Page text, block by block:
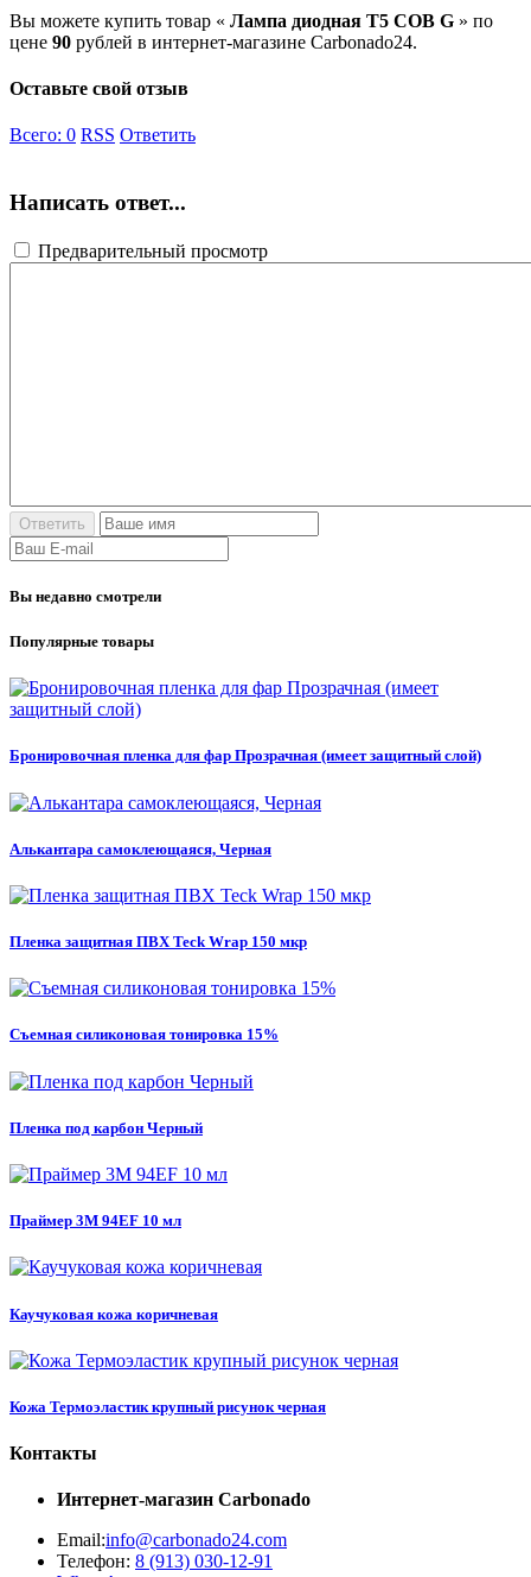
Вы можете купить товар « Лампа диодная T5 COB G » по
цене 90 рублей в интернет-магазине Carbonado24.
Оставьте свой отзыв
Всего: 0 RSS Ответить
Написать ответ...
Предварительный просмотр
Вы недавно смотрели
Популярные товары
Бронировочная пленка для фар Прозрачная (имеет защитный слой)
Алькантара самоклеющаяся, Черная
Пленка защитная ПВХ Teck Wrap 150 мкр
Съемная силиконовая тонировка 15%
Пленка под карбон Черный
Праймер 3M 94EF 10 мл
Каучуковая кожа коричневая
Кожа Термоэластик крупный рисунок черная
Контакты
Интернет-магазин Carbonado
Email:info@carbonado24.com
Телефон: 8 (913) 030-12-91